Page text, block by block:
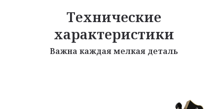
Технические
характеристики
Важна каждая мелкая деталь